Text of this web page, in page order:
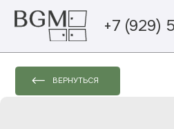
+7 (929) 534-10-77